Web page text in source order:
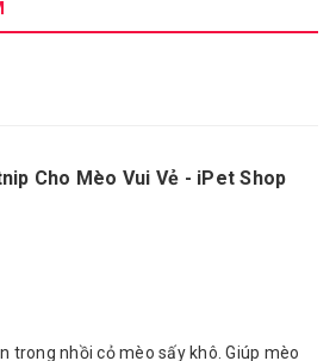
Cho Mèo Vui Vẻ - iPet Shop
trong nhồi cỏ mèo sấy khô. Giúp mèo